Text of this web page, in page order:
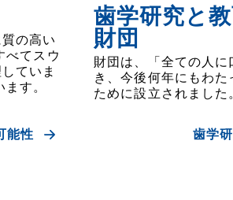
の高い
べてスウ
ていま
す。
能性
歯学研究と
財団
財団は、「全ての人
き、今後何年にもわ
ために設立されました。
歯学